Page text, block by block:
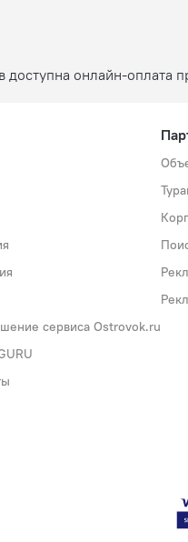
онлайн-оплата
сервиса Ostrovok.ru